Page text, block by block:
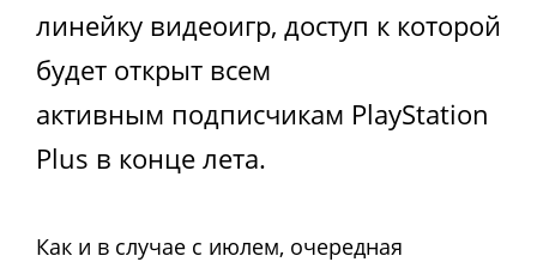
линейку видеоигр, доступ к которой
будет открыт всем
активным подписчикам PlayStation
Plus в конце лета.
Как и в случае с июлем, очередная